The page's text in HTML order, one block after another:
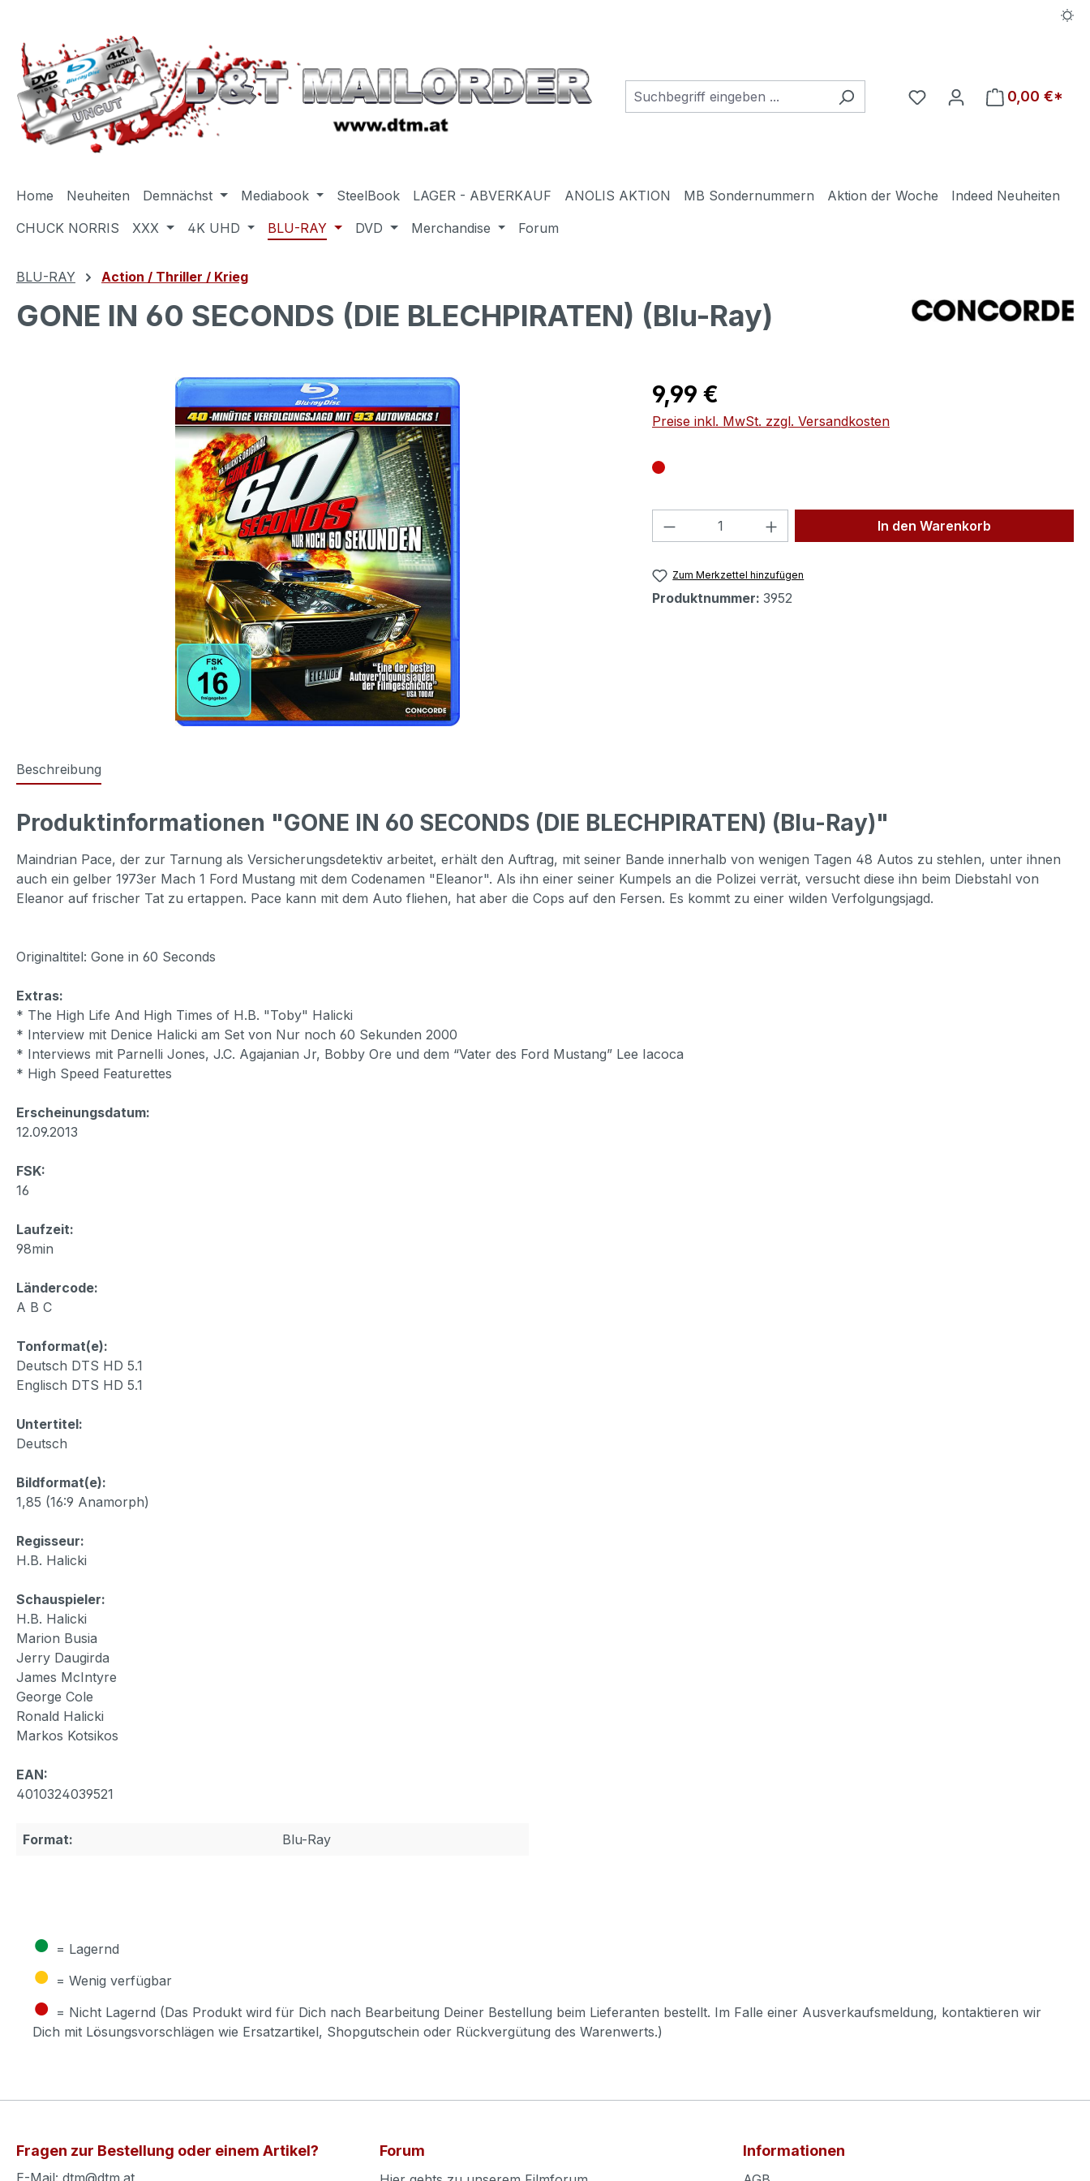
Du hast 0 Produkte auf
0,00 €*
Home Neuheiten Demnächst Mediabook SteelBook LAGER - ABVERKAUF ANOLIS AKTION MB Sondernummern Aktion der Woche
Indeed Neuheiten
CHUCK NORRIS
XXX 4K UHD BLU-RAY DVD Merchandise Forum
BLU-RAY Action / Thriller / Krieg
GONE IN 60 SECONDS (DIE BLECHPIRATEN) (Blu-Ray)
Bildergalerie überspringen Regulärer Preis:
9,99 €
Preise inkl. MwSt. zzgl. Versandkosten
Produkt Anzahl: Gib den gewünschten Wert
In den Warenkorb
Zum Merkzettel hinzufügen
Produktnummer: 3952
Beschreibung
Produktinformationen "GONE IN 60 SECONDS (DIE BLECHPIRATEN) (Blu-Ray)"
Maindrian Pace, der zur Tarnung als Versicherungsdetektiv arbeitet, erhält den Auftrag, mit seiner Bande innerhalb von wenigen Tagen 48 Autos zu stehlen, unter ihnen
auch ein gelber 1973er Mach 1 Ford Mustang mit dem Codenamen "Eleanor". Als ihn einer seiner Kumpels an die Polizei verrät, versucht diese ihn beim Diebstahl von
Eleanor auf frischer Tat zu ertappen. Pace kann mit dem Auto fliehen, hat aber die Cops auf den Fersen. Es kommt zu einer wilden Verfolgungsjagd.
Originaltitel: Gone in 60 Seconds
Extras:
* The High Life And High Times of H.B. "Toby" Halicki
* Interview mit Denice Halicki am Set von Nur noch 60 Sekunden 2000
* Interviews mit Parnelli Jones, J.C. Agajanian Jr, Bobby Ore und dem “Vater des Ford Mustang” Lee Iacoca
* High Speed Featurettes
Erscheinungsdatum:
12.09.2013
FSK:
16
Laufzeit:
98min
Ländercode:
A B C
Tonformat(e):
Deutsch DTS HD 5.1
Englisch DTS HD 5.1
Untertitel:
Deutsch
Bildformat(e):
1,85 (16:9 Anamorph)
Regisseur:
H.B. Halicki
Schauspieler:
H.B. Halicki
Marion Busia
Jerry Daugirda
James McIntyre
George Cole
Ronald Halicki
Markos Kotsikos
EAN:
4010324039521
Format: Blu-Ray
● = Lagernd
● = Wenig verfügbar
● = Nicht Lagernd (Das Produkt wird für Dich nach Bearbeitung Deiner Bestellung beim Lieferanten bestellt. Im Falle einer Ausverkaufsmeldung, kontaktieren wir
Dich mit Lösungsvorschlägen wie Ersatzartikel, Shopgutschein oder Rückvergütung des Warenwerts.)
Fragen zur Bestellung oder einem Artikel?
E-Mail: dtm@dtm.at
Forum Informationen